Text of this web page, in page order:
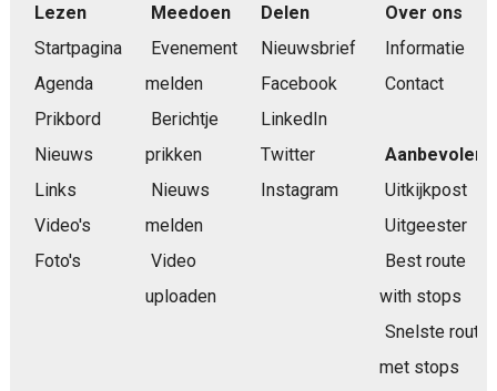
Lezen
Startpagina
Agenda
Prikbord
Nieuws
Links
Video's
Foto's
Meedoen
Evenement
melden
Berichtje
prikken
Nieuws
melden
Video
uploaden
Delen
Nieuwsbrief
Facebook
LinkedIn
Twitter
Instagram
Over ons
Informatie
Contact
Aanbevolen
Uitkijkpost
Uitgeester
Best route
with stops
Snelste route
met stops